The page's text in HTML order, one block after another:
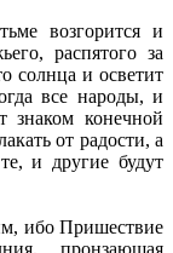
возгорится и
распятого за
солнца и осветит
все народы, и
знаком конечной
от радости, а
и другие будут
ибо Пришествие